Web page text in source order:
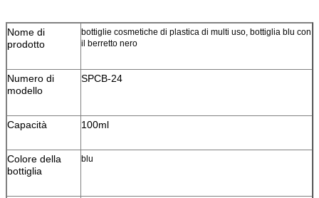
Nome di
prodotto
bottiglie cosmetiche di plastica di multi uso, bottiglia blu con
il berretto nero
Numero di
modello
SPCB-24
Capacità 100ml
Colore della
bottiglia
blu